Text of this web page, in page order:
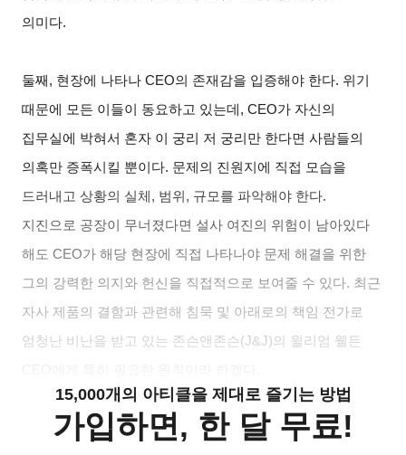
의미다.
둘째, 현장에 나타나 CEO의 존재감을 입증해야 한다. 위기
때문에 모든 이들이 동요하고 있는데, CEO가 자신의
집무실에 박혀서 혼자 이 궁리 저 궁리만 한다면 사람들의
의혹만 증폭시킬 뿐이다. 문제의 진원지에 직접 모습을
드러내고 상황의 실체, 범위, 규모를 파악해야 한다.
지진으로 공장이 무너졌다면 설사 여진의 위험이 남아있다
해도 CEO가 해당 현장에 직접 나타나야 문제 해결을 위한
그의 강력한 의지와 헌신을 직접적으로 보여줄 수 있다. 최근
자사 제품의 결함과 관련해 침묵 및 아래로의 책임 전가로
엄청난 비난을 받고 있는 존슨앤존슨(J&J)의 윌리엄 웰든
15,000개의 아티클을 제대로 즐기는 방법
가입하면, 한 달 무료!